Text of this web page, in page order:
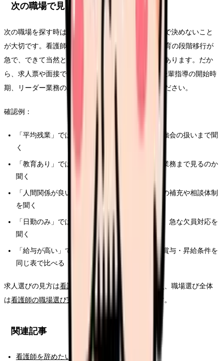
次の職場で見るべき条件
次の職場を探す時は、今より良さそうな雰囲気だけで決めないこと
が大切です。看護師 2年目 辞めたいの背景には、教育の段階移行が
急で、できて当然という空気に追いつけないことがあります。だか
ら、求人票や面接では2年目研修、夜勤フォロー、後輩指導の開始時
期、リーダー業務の段階づけを具体的に確認してください。
確認例：
「平均残業」ではなく、前残業・記録時間・勉強会の扱いまで聞
く
「教育あり」ではなく、誰が、どの期間、どの業務まで見るのか
聞く
「人間関係が良い」ではなく、退職者が出た時の補充や相談体制
を聞く
「日勤のみ」ではなく、オンコール、土日勤務、急な欠員対応を
聞く
「給与が高い」ではなく、夜勤回数・残業代・賞与・昇給条件を
同じ表で比べる
求人選びの見方は看護師の求人票チェックポイント
、職場選び全体
は看護師の職場選び完全ガイド でも整理しています。
関連記事
看護師を辞めたい時の完全ガイド